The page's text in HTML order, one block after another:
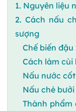
1. Nguyên liệu
2. Cách nấu
sượng
Chế biến đậu
Cách làm
Nấu nước
Nấu chè bưởi
Thành phẩm